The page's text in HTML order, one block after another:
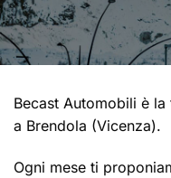
Becast Automobili è
a Brendola (Vicenza).
Ogni mese ti